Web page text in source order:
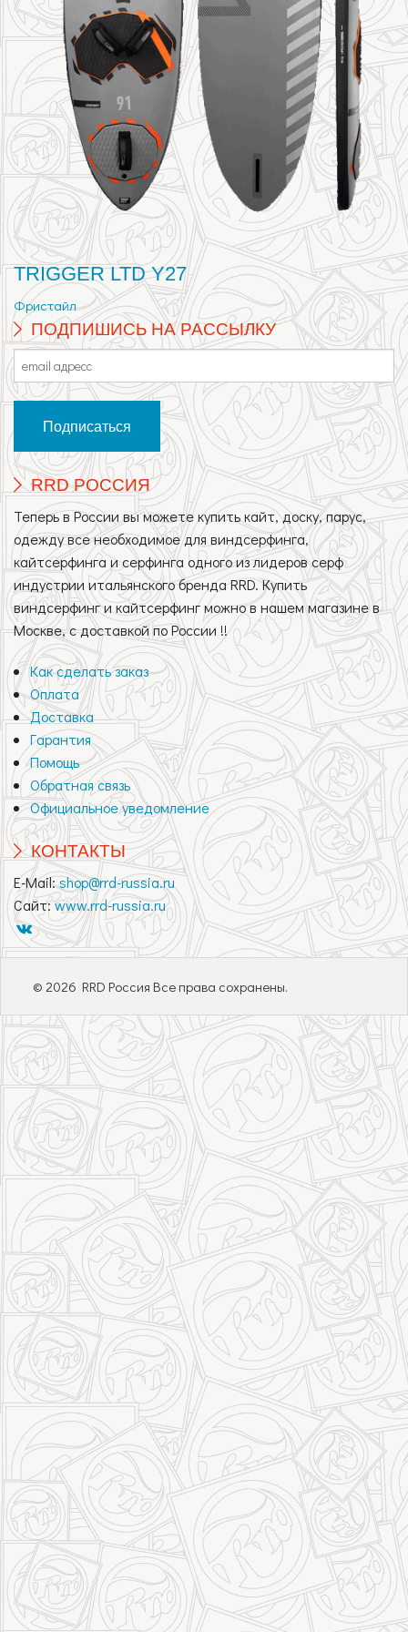
TRIGGER LTD Y27
Фристайл
ПОДПИШИСЬ НА РАССЫЛКУ
RRD РОССИЯ
Теперь в России вы можете купить кайт, доску, парус,
одежду все необходимое для виндсерфинга,
кайтсерфинга и серфинга одного из лидеров серф
индустрии итальянского бренда RRD. Купить
виндсерфинг и кайтсерфинг можно в нашем магазине в
Москве, с доставкой по России !!
Как сделать заказ
Оплата
Доставка
Гарантия
Помощь
Обратная связь
Официальное уведомление
КОНТАКТЫ
E-Mail:shop@rrd-russia.ru
Сайт:www.rrd-russia.ru
© 2026 RRD Россия Все права сохранены.